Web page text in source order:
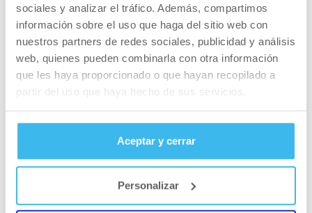
sociales y analizar el tráfico. Además, compartimos
información sobre el uso que haga del sitio web con
nuestros partners de redes sociales, publicidad y análisis
web, quienes pueden combinarla con otra información
que les haya proporcionado o que hayan recopilado a
partir del uso que haya hecho de sus servicios.
Aceptar y cerrar
Personalizar
haz un esfuerzo real. Como si fuera magia,
empezarás a crecer porque estarás recibiendo
el nivel correcto de comida.
Prioriza dormir
Dormir está infravalorado, aseguro que la gente
no me cree cuando digo que dormir puede
marcar la diferencia, pero es cierto. Si duermes
mal entonces tu sistema hormonal sufre y tus
niveles de agua también pueden cambiar. Estas
cosas realmente importan cuando quieres dar el